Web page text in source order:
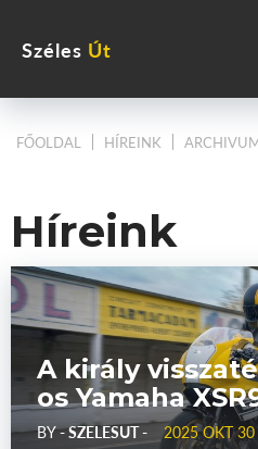
Széles Út
FŐOLDAL HÍREINK
Híreink
A király
os Yamaha
BY- SZELESUT - 2025 OKT 30